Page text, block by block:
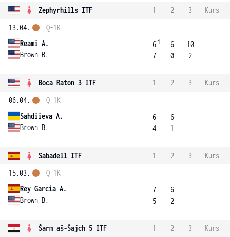
Zephyrhills ITF 1 2 3
Kurs
13.04.
Reami A.
Brown B.
Q-1K
64
7
6
0
10
2
Boca Raton 3 ITF 1 2 3
Kurs
06.04.
Sahdiieva A.
Brown B.
Q-1K
6
4
6
1
Sabadell ITF 1 2 3
Kurs
15.03.
Rey Garcia A.
Brown B.
Q-1K
7
5
6
2
Šarm aš-Šajch 5 ITF 1 2 3
Kurs